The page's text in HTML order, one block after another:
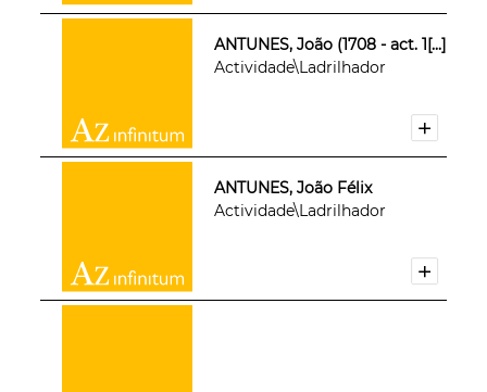
ANTUNES, João (1708 - act. 1[...]
Actividade\Ladrilhador
ANTUNES, João Félix
Actividade\Ladrilhador